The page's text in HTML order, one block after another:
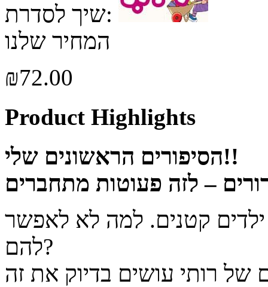
שיך לסדרת:
המחיר שלנו
₪72.00
Product Highlights
הסיפורים הראשונים שלי!!
ילדים קטנים. למה לא לאפשר
להם?